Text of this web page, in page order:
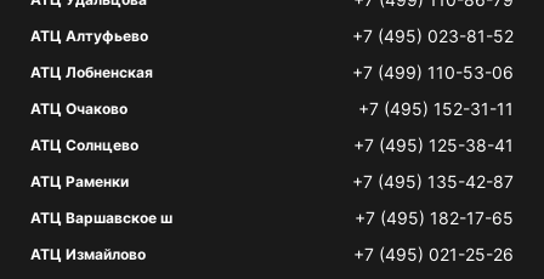
АТЦ Алтуфьево +7 (495) 023-81-52
АТЦ Лобненская +7 (499) 110-53-06
АТЦ Очаково +7 (495) 152-31-11
АТЦ Солнцево +7 (495) 125-38-41
АТЦ Раменки +7 (495) 135-42-87
АТЦ Варшавское ш +7 (495) 182-17-65
АТЦ Измайлово +7 (495) 021-25-26